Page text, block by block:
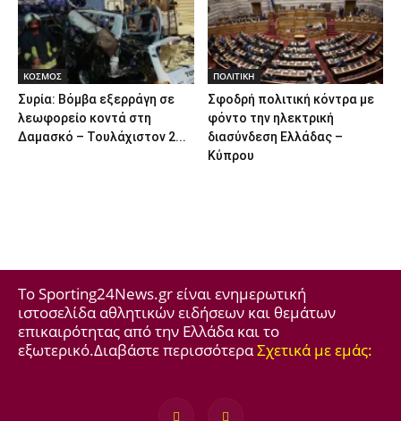
ΚΟΣΜΟΣ
Συρία: Βόμβα εξερράγη σε
λεωφορείο κοντά στη
Δαμασκό – Τουλάχιστον 2...
ΠΟΛΙΤΙΚΗ
Σφοδρή πολιτική κόντρα με
φόντο την ηλεκτρική
διασύνδεση Ελλάδας –
Κύπρου
Το Sporting24News.gr είναι ενημερωτική
ιστοσελίδα αθλητικών ειδήσεων και θεμάτων
επικαιρότητας από την Ελλάδα και το
εξωτερικό.Διαβάστε περισσότεραΣχετικά με εμάς: